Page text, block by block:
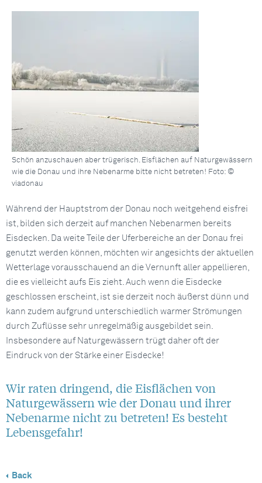
Schön anzuschauen aber trügerisch. Eisflächen auf Naturgewässern
wie die Donau und ihre Nebenarme bitte nicht betreten! Foto: ©
viadonau
Während der Hauptstrom der Donau noch weitgehend eisfrei
ist, bilden sich derzeit auf manchen Nebenarmen bereits
Eisdecken. Da weite Teile der Uferbereiche an der Donau frei
genutzt werden können, möchten wir angesichts der aktuellen
Wetterlage vorausschauend an die Vernunft aller appellieren,
die es vielleicht aufs Eis zieht. Auch wenn die Eisdecke
geschlossen erscheint, ist sie derzeit noch äußerst dünn und
kann zudem aufgrund unterschiedlich warmer Strömungen
durch Zuflüsse sehr unregelmäßig ausgebildet sein.
Insbesondere auf Naturgewässern trügt daher oft der
Eindruck von der Stärke einer Eisdecke!
Wir raten dringend, die Eisflächen von
Naturgewässern wie der Donau und ihrer
Nebenarme nicht zu betreten! Es besteht
Lebensgefahr!
Back